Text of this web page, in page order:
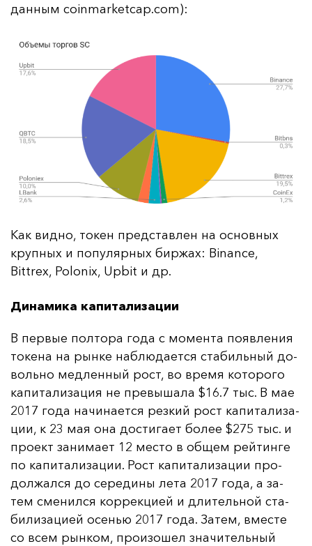
дан­ным coinmarketcap.com):
Как вид­но, то­кен пред­став­лен на ос­нов­ных
круп­ных и по­пу­ляр­ных бир­жах: Binance,
Bittrex, Polonix, Upbit и др.
Динамика капитализации
В пер­вые пол­то­ра го­да с мо­мен­та по­яв­ле­ния
то­ке­на на рын­ке наб­лю­да­ет­ся ста­биль­ный до­
воль­но мед­лен­ный рост, во вре­мя ко­то­ро­го
ка­пи­та­ли­за­ция не пре­вы­ша­ла $16.7 тыс. В мае
2017 го­да на­чи­на­ет­ся рез­кий рост ка­пи­та­ли­за­
ции, к 23 мая она дос­ти­га­ет бо­лее $275 тыс. и
про­ект за­ни­ма­ет 12 мес­то в об­щем рей­тин­ге
по ка­пи­та­ли­за­ции. Рост ка­пи­та­ли­за­ции про­
дол­жал­ся до се­ре­ди­ны ле­та 2017 го­да, а за­
тем сме­нил­ся кор­рек­ци­ей и дли­тель­ной ста­
би­ли­за­ци­ей осенью 2017 го­да. За­тем, вмес­те
со всем рын­ком, про­изо­шел зна­чи­тель­ный